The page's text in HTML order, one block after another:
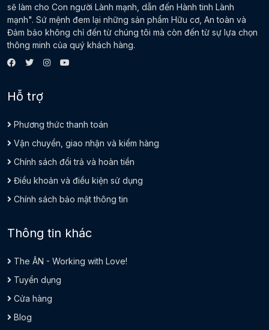
sẽ làm cho Con người Lành mạnh, dẫn đến Hành tinh Lành
mạnh". Sứ mệnh đem lại những sản phẩm Hữu cơ, An toàn và
Đảm bảo không chỉ đến từ chúng tôi mà còn đến từ sự lựa chọn
thông minh của quý khách hàng.
Hỗ trợ
Phương thức thanh toán
Vận chuyển, giao nhận và kiểm hàng
Chính sách đổi trả và hoàn tiền
Điều khoản và điều kiện sử dụng
Chính sách bảo mật thông tin
Thông tin khác
The ÂN - Working with Love!
Tuyển dụng
Cửa hàng
Blog